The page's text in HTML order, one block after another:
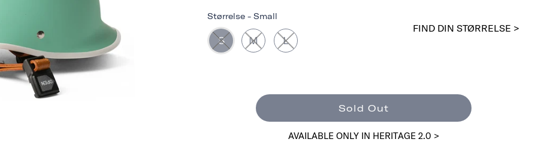
Størrelse - Small
S M L
FIND DIN STØRRELSE >
Sold Out
AVAILABLE ONLY IN HERITAGE 2.0 >